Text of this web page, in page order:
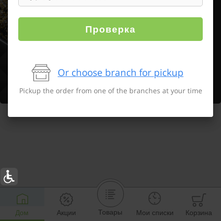
Дом Акции Товары Мои списки Корзина
Проверка
Or choose branch for pickup
Pickup the order from one of the branches at your time